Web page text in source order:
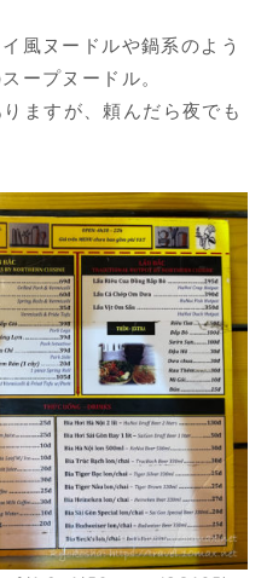
風ヌードルや鍋系のよう
ープヌードル。
ますが、頼んだら夜でも